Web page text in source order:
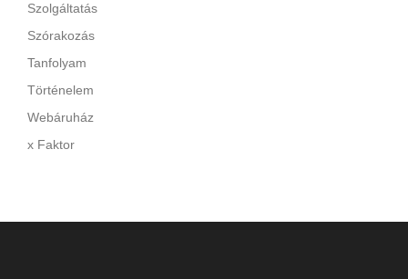
Szolgáltatás
Szórakozás
Tanfolyam
Történelem
Webáruház
x Faktor